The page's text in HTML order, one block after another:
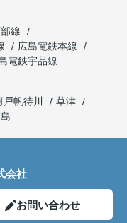
線
広島電鉄本線
電鉄宇品線
戸帆待川
草津
会社
お問い合わせ